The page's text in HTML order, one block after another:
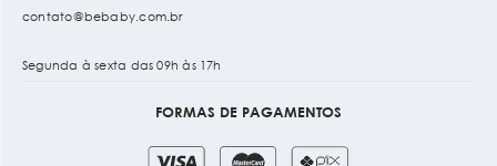
contato@bebaby.com.br
Segunda à sexta das 09h às 17h
FORMAS DE PAGAMENTOS